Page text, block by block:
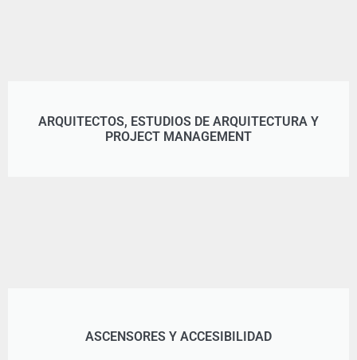
ARQUITECTOS, ESTUDIOS DE ARQUITECTURA Y
PROJECT MANAGEMENT
ASCENSORES Y ACCESIBILIDAD